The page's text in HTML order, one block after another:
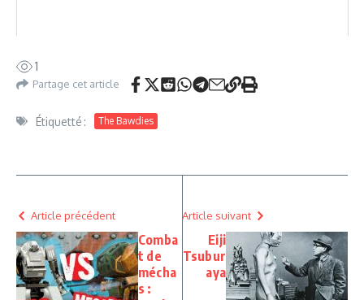
1
Partage cet article
Étiquetté : The Bawdies
Article précédent
Comba
t de
mécha
s :
Article suivant
Eiji
Tsubur
aya